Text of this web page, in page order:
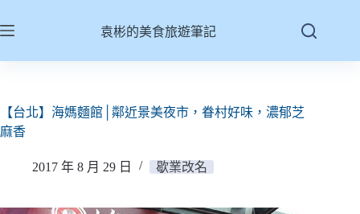
至
容
袁彬的美食旅遊筆記
【台北】海媽麵館│鄰近景美夜市，眷村好味，濃郁芝
麻香
2017 年 8 月 29 日 歇業改名